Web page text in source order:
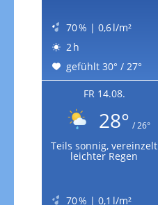
70 % | 0,6 l/m²
2 h
gefühlt 30° / 27°
FR 14.08.
28° / 26°
Teils sonnig, vereinzelt
leichter Regen
70 % | 0,1 l/m²